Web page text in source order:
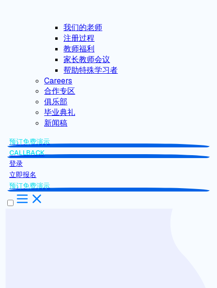
我们的老师
注册过程
教师福利
家长教师会议
帮助特殊学习者
Careers
合作专区
俱乐部
毕业典礼
新闻稿
预订免费演示
CALLBACK
登录
立即报名
预订免费演示